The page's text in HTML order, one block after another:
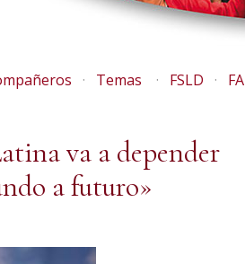
Temas FSLD FA
va a depender
a futuro»